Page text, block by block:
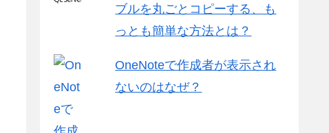
ブルを丸ごとコピーする、も
っとも簡単な方法とは？
OneNoteで作成者が表示され
ないのはなぜ？